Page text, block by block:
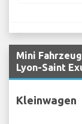
Mini
Lyon-Saint
Kleinwagen